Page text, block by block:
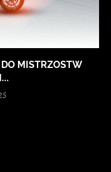
MISTRZOSTW